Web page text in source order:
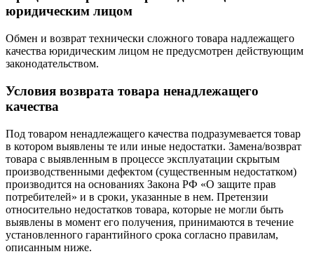
юридическим лицом
Обмен и возврат технически сложного товара надлежащего
качества юридическим лицом не предусмотрен действующим
законодательством.
Условия возврата товара ненадлежащего
качества
Под товаром ненадлежащего качества подразумевается товар
в котором выявлены те или иные недостатки. Замена/возврат
товара с выявленным в процессе эксплуатации скрытым
производственными дефектом (существенным недостатком)
производится на основаниях Закона РФ «О защите прав
потребителей» и в сроки, указанные в нем. Претензии
относительно недостатков товара, которые не могли быть
выявлены в момент его получения, принимаются в течение
установленного гарантийного срока согласно правилам,
описанным ниже.